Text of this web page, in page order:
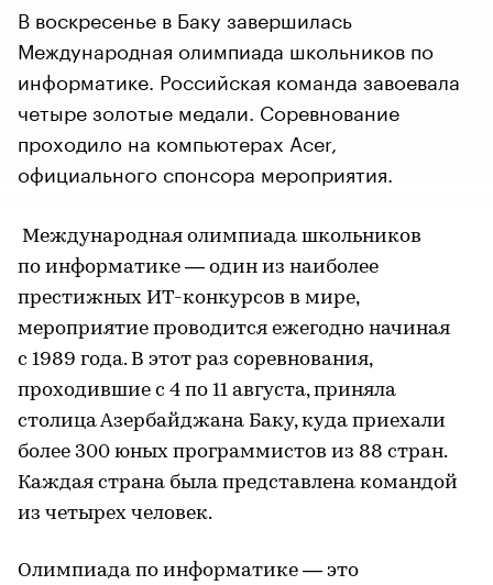
В воскресенье в Баку завершилась
Международная олимпиада школьников по
информатике. Российская команда завоевала
четыре золотые медали. Соревнование
проходило на компьютерах Acer,
официального спонсора мероприятия.
Международная олимпиада школьников
по информатике — один из наиболее
престижных ИТ-конкурсов в мире,
мероприятие проводится ежегодно начиная
с 1989 года. В этот раз соревнования,
проходившие с 4 по 11 августа, приняла
столица Азербайджана Баку, куда приехали
более 300 юных программистов из 88 стран.
Каждая страна была представлена командой
из четырех человек.
Олимпиада по информатике — это